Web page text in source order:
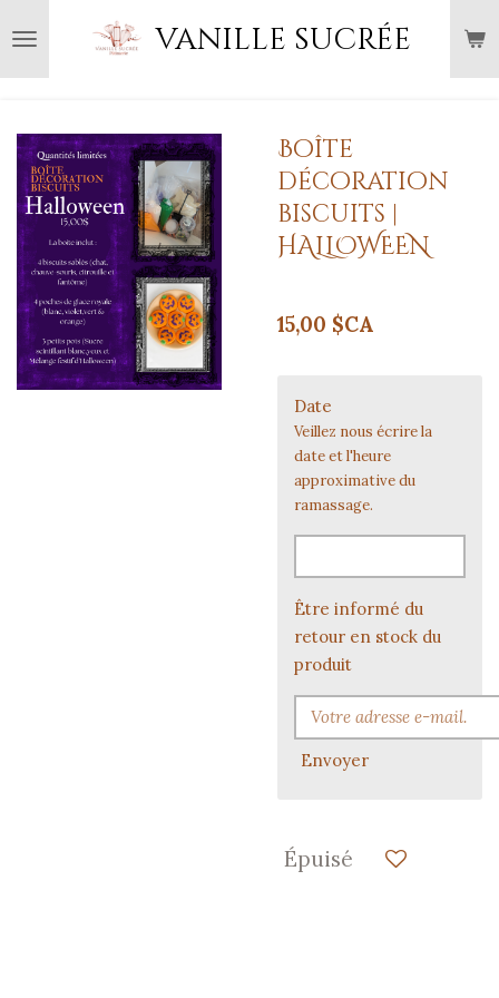
au
contenu
vanille sucrée
Boîte
décoration
biscuits |
HALLOWEEN
15,00 $CA
Date
Veillez nous écrire la
date et l'heure
approximative du
ramassage.
Être informé du
retour en stock du
produit
Envoyer
Épuisé